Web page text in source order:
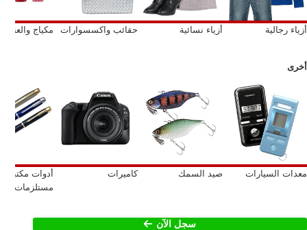
أزياء رجالية أزياء نسائية حقائب واكسسوارات مكياج والعناية
أخرى
معدات السيارات صيد السمك كاميرات
أدوات مكتبية/
مستلزمات
سجل الآن